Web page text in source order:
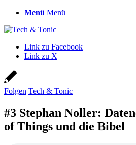
Menü Menü
Link zu Facebook
Link zu X
Folgen Tech & Tonic
#3 Stephan Noller:
of Things und die Bibel